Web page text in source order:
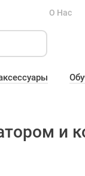
О Нас
и